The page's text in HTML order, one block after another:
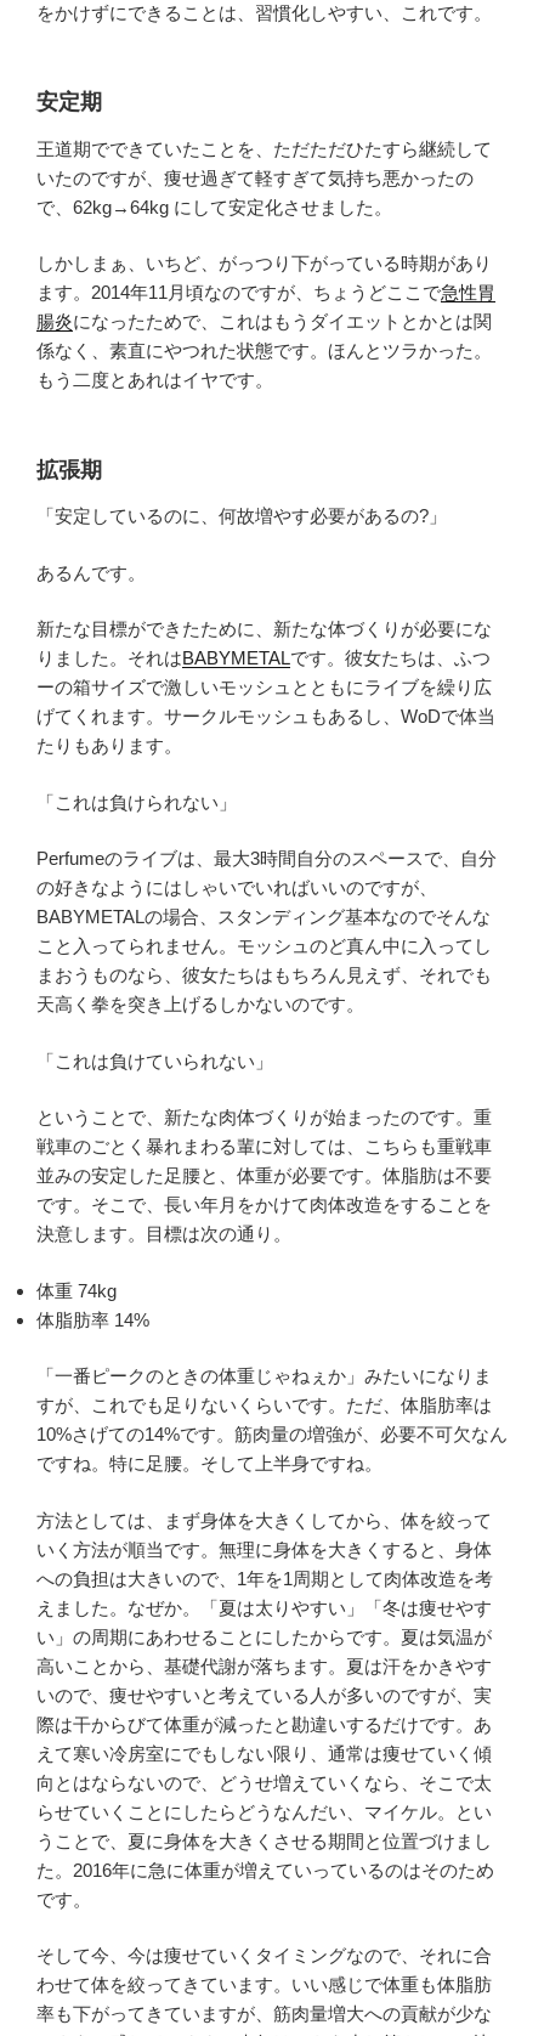
をかけずにできることは、習慣化しやすい、これです。
安定期
王道期でできていたことを、ただただひたすら継続して
いたのですが、痩せ過ぎて軽すぎて気持ち悪かったの
で、62kg→64kg にして安定化させました。
しかしまぁ、いちど、がっつり下がっている時期があり
ます。2014年11月頃なのですが、ちょうどここで急性胃
腸炎になったためで、これはもうダイエットとかとは関
係なく、素直にやつれた状態です。ほんとツラかった。
もう二度とあれはイヤです。
拡張期
「安定しているのに、何故増やす必要があるの?」
あるんです。
新たな目標ができたために、新たな体づくりが必要にな
りました。それはBABYMETALです。彼女たちは、ふつ
ーの箱サイズで激しいモッシュとともにライブを繰り広
げてくれます。サークルモッシュもあるし、WoDで体当
たりもあります。
「これは負けられない」
Perfumeのライブは、最大3時間自分のスペースで、自分
の好きなようにはしゃいでいればいいのですが、
BABYMETALの場合、スタンディング基本なのでそんな
こと入ってられません。モッシュのど真ん中に入ってし
まおうものなら、彼女たちはもちろん見えず、それでも
天高く拳を突き上げるしかないのです。
「これは負けていられない」
ということで、新たな肉体づくりが始まったのです。重
戦車のごとく暴れまわる輩に対しては、こちらも重戦車
並みの安定した足腰と、体重が必要です。体脂肪は不要
です。そこで、長い年月をかけて肉体改造をすることを
決意します。目標は次の通り。
体重 74kg
体脂肪率 14%
「一番ピークのときの体重じゃねぇか」みたいになりま
すが、これでも足りないくらいです。ただ、体脂肪率は
10%さげての14%です。筋肉量の増強が、必要不可欠なん
ですね。特に足腰。そして上半身ですね。
方法としては、まず身体を大きくしてから、体を絞って
いく方法が順当です。無理に身体を大きくすると、身体
への負担は大きいので、1年を1周期として肉体改造を考
えました。なぜか。「夏は太りやすい」「冬は痩せやす
い」の周期にあわせることにしたからです。夏は気温が
高いことから、基礎代謝が落ちます。夏は汗をかきやす
いので、痩せやすいと考えている人が多いのですが、実
際は干からびて体重が減ったと勘違いするだけです。あ
えて寒い冷房室にでもしない限り、通常は痩せていく傾
向とはならないので、どうせ増えていくなら、そこで太
らせていくことにしたらどうなんだい、マイケル。とい
うことで、夏に身体を大きくさせる期間と位置づけまし
た。2016年に急に体重が増えていっているのはそのため
です。
そして今、今は痩せていくタイミングなので、それに合
わせて体を絞ってきています。いい感じで体重も体脂肪
率も下がってきていますが、筋肉量増大への貢献が少な